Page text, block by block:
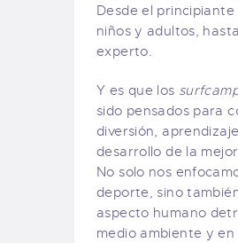
Desde el principiante
niños y adultos,
experto.
Y es que los
sido pensados para
diversión,
desarrollo de la
No solo nos
deporte, sino
aspecto humano
medio ambiente y